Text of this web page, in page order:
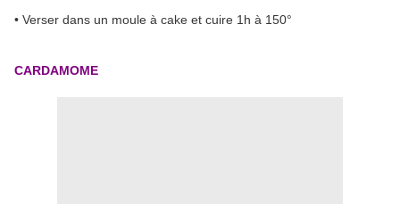
• Verser dans un moule à cake et cuire 1h à 150°
CARDAMOME